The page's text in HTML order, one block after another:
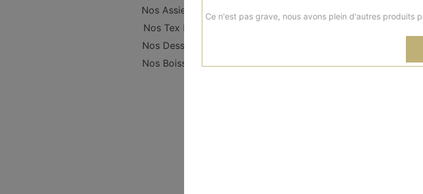
Nos Assiettes
Nos Tex Mex
Nos Desserts
Nos Boissons
Cheddar, emmental,
Ce n'est pas grave, nous avons plein d'autres produits